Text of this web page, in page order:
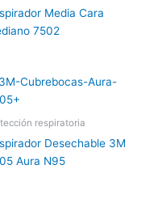
Media Cara
7502
respiratoria
Desechable 3M
Aura N95